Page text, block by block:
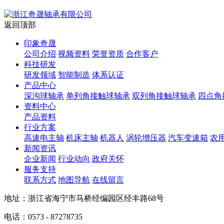
返回顶部
印象奇晟
公司介绍 视频资料 荣誉资质 合作客户
科技研发
研发领域 智能制造 体系认证
产品中心
深沟球轴承 单列角接触球轴承 双列角接触球轴承 四点
资料中心
产品资料
行业方案
高速电主轴 机床主轴 机器人 涡轮增压器 汽车变速箱 农
新闻资讯
企业新闻 行业动向 政府关怀
服务支持
联系方式 地图导航 在线留言
地址：浙江省海宁市马桥经编园区经丰路68号
电话：0573 - 87278735